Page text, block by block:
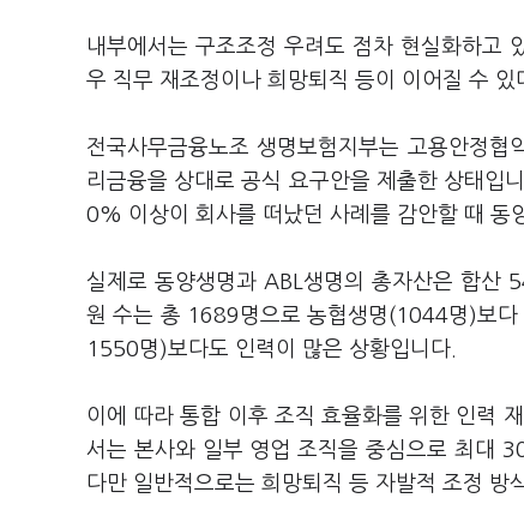
내부에서는 구조조정 우려도 점차 현실화하고
우 직무 재조정이나 희망퇴직 등이 이어질 수 있
전국사무금융노조 생명보험지부는 고용안정
리금융을 상대로 공식 요구안을 제출한 상태입
0% 이상이 회사를 떠났던 사례를 감안할 때 동
실제로 동양생명과 ABL생명의 총자산은 합
원 수는 총 1689명으로 농협생명(1044명)보
1550명)보다도 인력이 많은 상황입니다.
이에 따라 통합 이후 조직 효율화를 위한 인력
서는 본사와 일부 영업 조직을 중심으로 최대
다만 일반적으로는 희망퇴직 등 자발적 조정 방